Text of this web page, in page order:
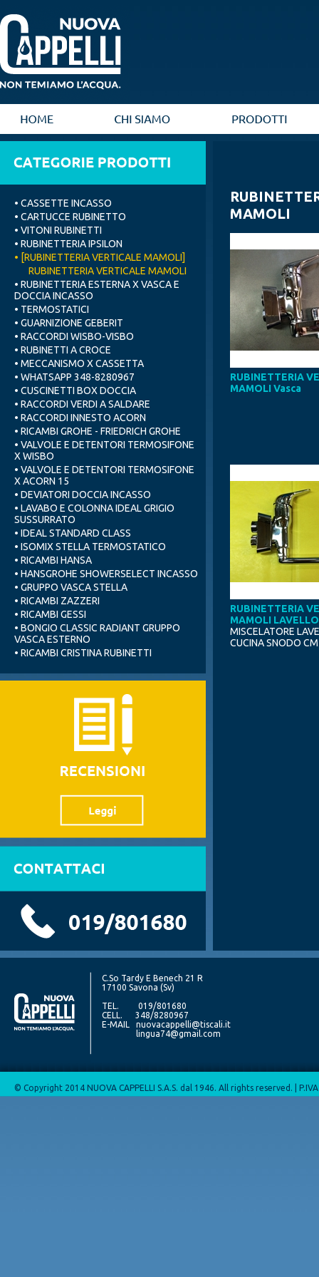
• CASSETTE INCASSO
• CARTUCCE RUBINETTO
• VITONI RUBINETTI
• RUBINETTERIA IPSILON
• [RUBINETTERIA VERTICALE MAMOLI]
RUBINETTERIA VERTICALE MAMOLI
• RUBINETTERIA ESTERNA X VASCA E
DOCCIA INCASSO
• TERMOSTATICI
• GUARNIZIONE GEBERIT
• RACCORDI WISBO-VISBO
• RUBINETTI A CROCE
• MECCANISMO X CASSETTA
• WHATSAPP 348-8280967
• CUSCINETTI BOX DOCCIA
• RACCORDI VERDI A SALDARE
• RACCORDI INNESTO ACORN
• RICAMBI GROHE - FRIEDRICH GROHE
• VALVOLE E DETENTORI TERMOSIFONE
X WISBO
• VALVOLE E DETENTORI TERMOSIFONE
X ACORN 15
• DEVIATORI DOCCIA INCASSO
• LAVABO E COLONNA IDEAL GRIGIO
SUSSURRATO
• IDEAL STANDARD CLASS
• ISOMIX STELLA TERMOSTATICO
• RICAMBI HANSA
• HANSGROHE SHOWERSELECT INCASSO
• GRUPPO VASCA STELLA
• RICAMBI ZAZZERI
• RICAMBI GESSI
• BONGIO CLASSIC RADIANT GRUPPO
VASCA ESTERNO
• RICAMBI CRISTINA RUBINETTI
MAMOLI
RUBINETTERIA
MAMOLI Vasca
RUBINETTERIA
MAMOLI LAVELLO
MISCELATORE
CUCINA SNODO
C.So Tardy E Benech 21 R
17100 Savona (Sv)
TEL. 019/801680
CELL. 348/8280967
E-MAIL nuovacappelli@tiscali.it
lingua74@gmail.com
© Copyright 2014 NUOVA CAPPELLI S.A.S. dal 1946. All rights reserved. |